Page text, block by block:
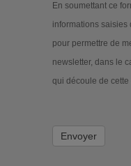
En soumettant ce
informations saisies
pour permettre de
newsletter, dans le
qui découle de cette
Envoyer